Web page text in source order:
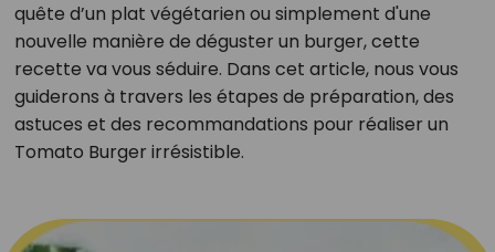
quête d’un plat végétarien ou simplement d'une
nouvelle manière de déguster un burger, cette
recette va vous séduire. Dans cet article, nous vous
guiderons à travers les étapes de préparation, des
astuces et des recommandations pour réaliser un
Tomato Burger irrésistible.